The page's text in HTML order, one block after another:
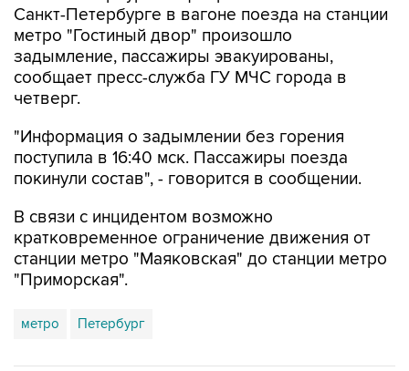
Санкт-Петербурге в вагоне поезда на станции
метро "Гостиный двор" произошло
задымление, пассажиры эвакуированы,
сообщает пресс-служба ГУ МЧС города в
четверг.
"Информация о задымлении без горения
поступила в 16:40 мск. Пассажиры поезда
покинули состав", - говорится в сообщении.
В связи с инцидентом возможно
кратковременное ограничение движения от
станции метро "Маяковская" до станции метро
"Приморская".
метро Петербург